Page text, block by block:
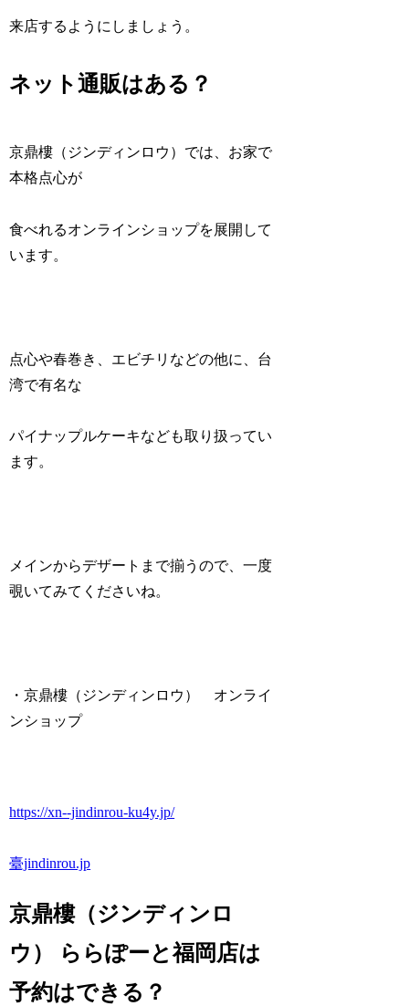
来店するようにしましょう。
ネット通販はある？
京鼎樓（ジンディンロウ）では、お家で
本格点心が
食べれるオンラインショップを展開して
います。
点心や春巻き、エビチリなどの他に、台
湾で有名な
パイナップルケーキなども取り扱ってい
ます。
メインからデザートまで揃うので、一度
覗いてみてくださいね。
・京鼎樓（ジンディンロウ） オンライ
ンショップ
https://xn--jindinrou-ku4y.jp/
臺jindinrou.jp
京鼎樓（ジンディンロ
ウ） ららぽーと福岡店は
予約はできる？